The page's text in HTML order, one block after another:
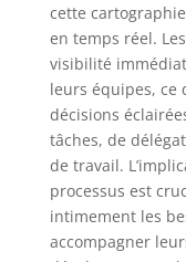
cette
en temps réel.
visibilité
leurs équipes,
décisions
tâches, de
de travail.
processus est
intimement les
accompagner